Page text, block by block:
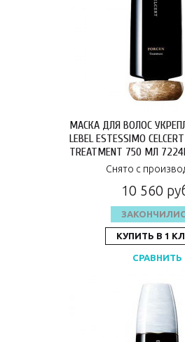
МАСКА ДЛЯ ВОЛОС
LEBEL ESTESSIMO
TREATMENT 750 МЛ
Снято с
10 560
КУПИТЬ В 1
СРАВНИТЬ